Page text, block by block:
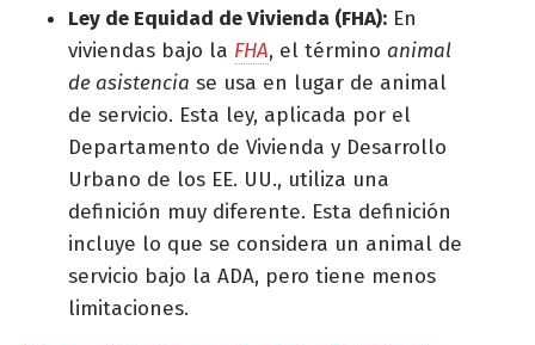
Ley de Equidad de Vivienda (FHA): En
viviendas bajo la FHA, el término animal
de asistencia se usa en lugar de animal
de servicio. Esta ley, aplicada por el
Departamento de Vivienda y Desarrollo
Urbano de los EE. UU., utiliza una
definición muy diferente. Esta definición
incluye lo que se considera un animal de
servicio bajo la ADA, pero tiene menos
limitaciones.